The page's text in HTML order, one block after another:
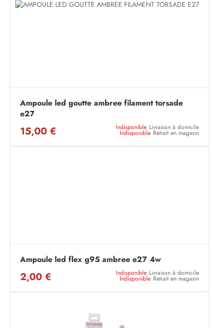
Ampoule led goutte ambree filament torsade
e27
15,00 € Indisponible Livraison à domicile
Indisponible Retrait en magasin
Ampoule led flex g95 ambree e27 4w
2,00 € Indisponible Livraison à domicile
Indisponible Retrait en magasin